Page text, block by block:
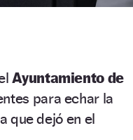
Ayuntamiento de
para echar la
que dejó en el